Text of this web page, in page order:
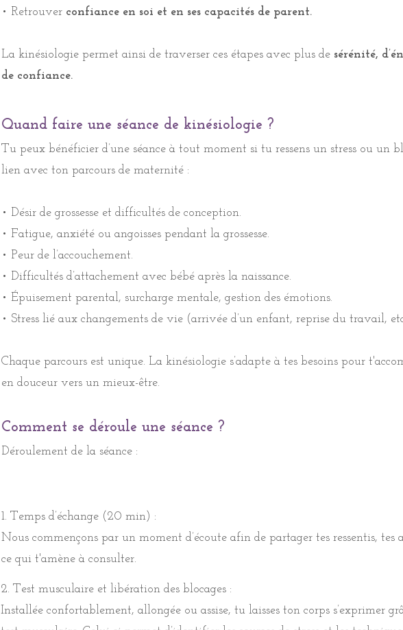
de confiance.
Vous pouvez bénéficier d’une séance à tout moment si vous ressentez un
blocage en lien avec votre parcours de maternité :
• Fatigue, anxiété ou angoisses pendant la grossesse.
• Peur de l’accouchement.
• Difficultés d’attachement avec bébé après la naissance.
• Épuisement parental, surcharge mentale, gestion des émotions.
• Stress lié aux changements de vie (arrivée d’un enfant, reprise du travail,
accompagner en douceur vers un mieux-être.
Tarif et durée : 80€/séance
Durée : environ 1h15 à 1h30
1. Temps d’échange (20 min) :
Nous commençons par un moment d’écoute afin de partager tes ressentis, tes
ce qui t'amène à consulter.
2. Test musculaire et libération des blocages :
Installée confortablement, allongée ou assise, vous laissez votre corps
• Retrouver confiance en soi et en ses capacités de parent.
La kinésiologie permet ainsi de traverser ces étapes avec plus de sérénité,
de confiance.
Quand faire une séance de kinésiologie ?
Tu peux bénéficier d’une séance à tout moment si tu ressens un stress ou un
lien avec ton parcours de maternité :
• Désir de grossesse et difficultés de conception.
• Fatigue, anxiété ou angoisses pendant la grossesse.
• Peur de l’accouchement.
• Difficultés d’attachement avec bébé après la naissance.
• Épuisement parental, surcharge mentale, gestion des émotions.
• Stress lié aux changements de vie (arrivée d’un enfant, reprise du travail,
Chaque parcours est unique. La kinésiologie s’adapte à tes besoins pour
en douceur vers un mieux-être.
Comment se déroule une séance ?
Déroulement de la séance :
1. Temps d’échange (20 min) :
Nous commençons par un moment d’écoute afin de partager tes ressentis, tes
ce qui t'amène à consulter.
2. Test musculaire et libération des blocages :
Installée confortablement, allongée ou assise, tu laisses ton corps s’exprimer